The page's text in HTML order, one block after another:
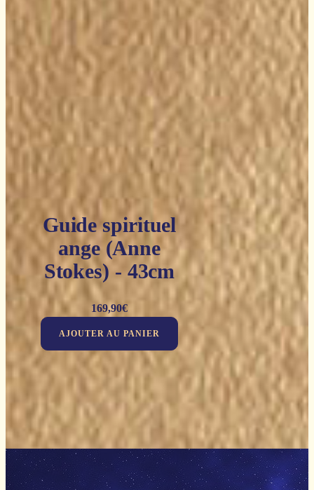
Guide spirituel
ange (Anne
Stokes) - 43cm
169,90€
AJOUTER AU PANIER